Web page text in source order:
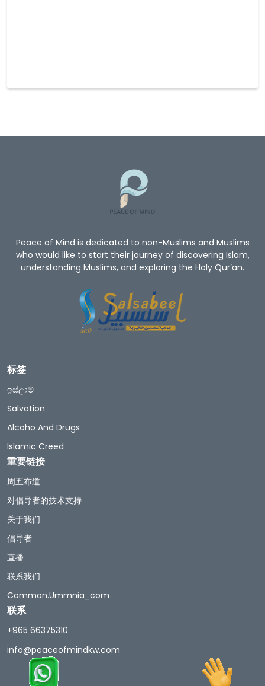
Peace of Mind is dedicated to non-Muslims and Muslims
who would like to start their journey of discovering Islam,
understanding Muslims, and exploring the Holy Qur’an.
标签
ඉස්ලාම්
Salvation
Alcoho And Drugs
Islamic Creed
重要链接
周五布道
对倡导者的技术支持
关于我们
倡导者
直播
联系我们
Common.ummnia_com
联系
+965 66375310
info@peaceofmindkw.com